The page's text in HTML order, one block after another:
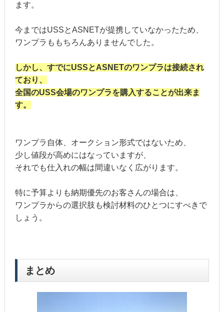
ます。
今まではUSSとASNETが提携していなかったため、
ワンプラももちろんありませんでした。
しかし、すでにUSSとASNETのワンプラは接続され
ており、
全国のUSS会場のワンプラを購入することが出来ま
す。
ワンプラ自体、オークション形式ではないため、
少し値段が高めにはなっていますが、
それでも仕入れの幅は間違いなく広がります。
特に予算よりも納期優先のお客さんの場合は、
ワンプラからの選択肢も検討材料のひとつにすべきで
しょう。
まとめ